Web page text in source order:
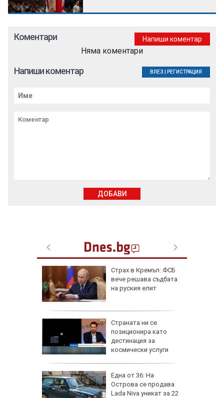
Страх в Кремъл: ФСБ
вече решава съдбата
на руския елит
Страната ни се
позиционира като
дестинация за
космически услуги
Една от 36: На
Острова се продава
Lada Niva уникат за 22
Коментари Напиши коментар
Няма коментари
Напиши коментар ВЛЕЗ РЕГИСТРАЦИЯ
ДОБАВИ